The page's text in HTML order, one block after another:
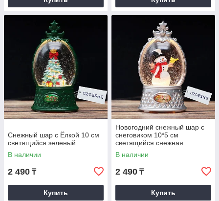
Снежный шар с Ёлкой 10 см
светящийся зеленый
В наличии
2 490 ₸
Купить
Новогодний снежный шар с
снеговиком 10*5 см
светящийся снежная
В наличии
2 490 ₸
Купить